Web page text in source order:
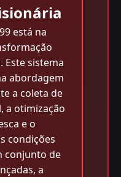
está na
Este sistema
abordagem
a coleta de
a otimização
e o
condições
conjunto de
a